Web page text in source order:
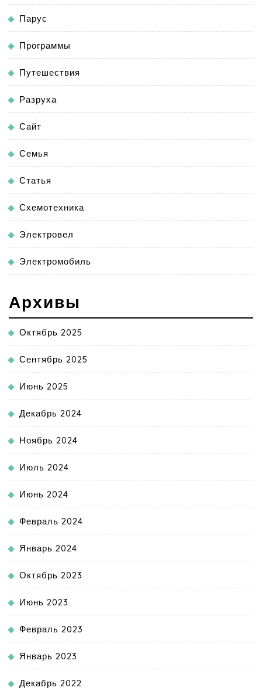
Парус
Программы
Путешествия
Разруха
Сайт
Семья
Статья
Схемотехника
Электровел
Электромобиль
Архивы
Октябрь 2025
Сентябрь 2025
Июнь 2025
Декабрь 2024
Ноябрь 2024
Июль 2024
Июнь 2024
Февраль 2024
Январь 2024
Октябрь 2023
Июнь 2023
Февраль 2023
Январь 2023
Декабрь 2022